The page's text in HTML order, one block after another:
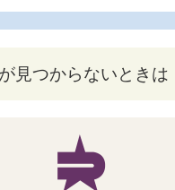
見つからないときは